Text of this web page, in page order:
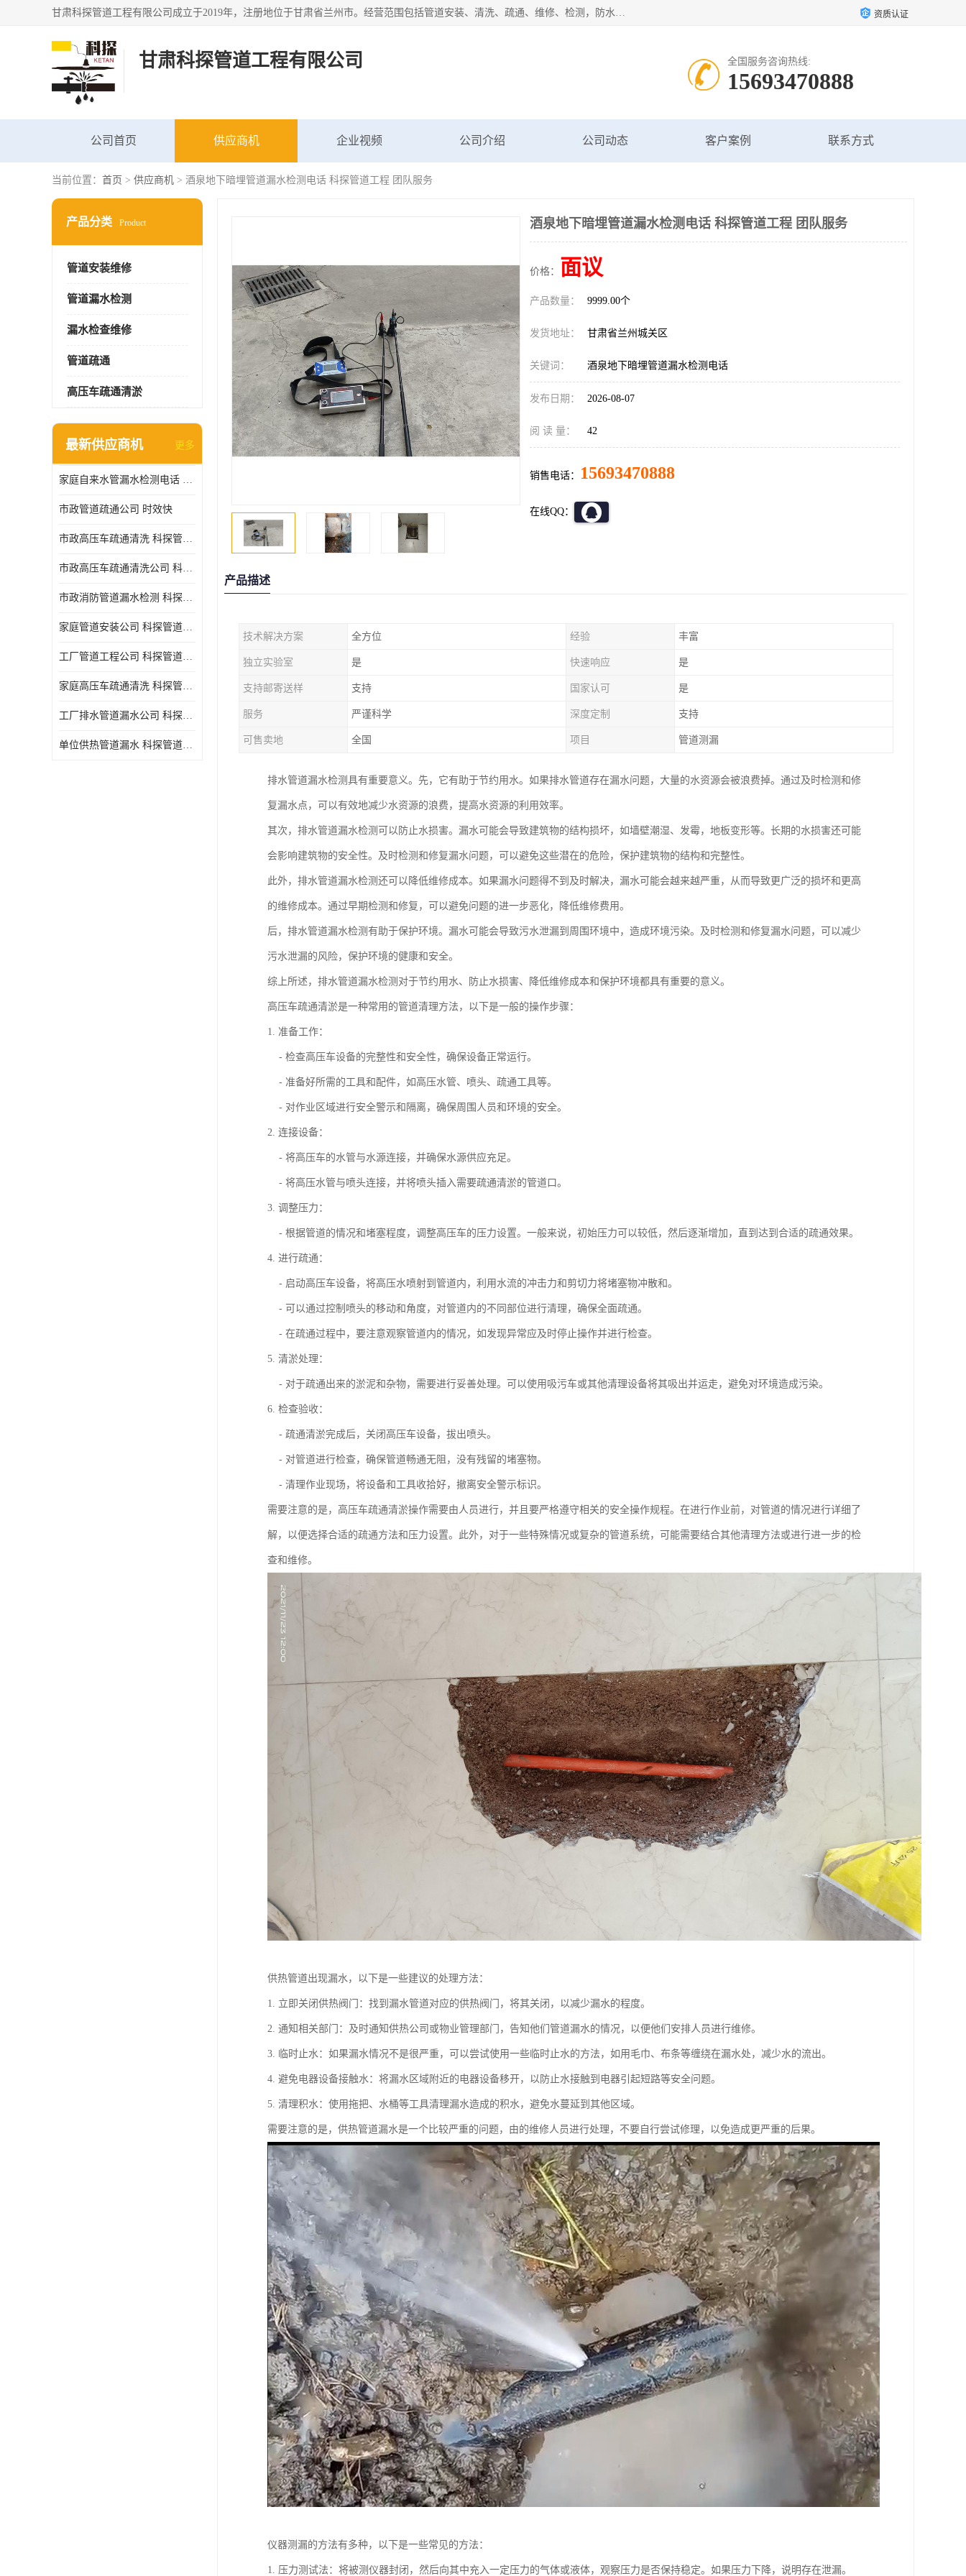
甘肃科探管道工程有限公司成立于2019年，注册地位于甘肃省兰州市。经营范围包括管道安装、清洗、疏通、维修、检测，防水工程，工程钻孔，化粪池清理，暖气安装，给排水管道安装维修，室内外管道如消防、供水、供热管道漏水检测定位，室内外防水堵漏等。 资质认证
甘肃科探管道工程有限公司 全国服务咨询热线:
15693470888
公司首页 供应商机 企业视频 公司介绍 公司动态 客户案例 联系方式
当前位置： 首页 > 供应商机 > 酒泉地下暗埋管道漏水检测电话 科探管道工程 团队服务
产品分类 Product
管道安装维修
管道漏水检测
漏水检查维修
管道疏通
高压车疏通清淤
最新供应商机 更多
家庭自来水管漏水检测电话 服务周到
市政管道疏通公司 时效快
市政高压车疏通清洗 科探管道工程 设备齐
市政高压车疏通清洗公司 科探管道工程 经验丰富
市政消防管道漏水检测 科探管道工程 快速上门
家庭管道安装公司 科探管道工程 团队服务
工厂管道工程公司 科探管道工程 时效快
家庭高压车疏通清洗 科探管道工程 服务周到
工厂排水管道漏水公司 科探管道工程 快速上门
单位供热管道漏水 科探管道工程 设备齐
酒泉地下暗埋管道漏水检测电话 科探管道工程 团队服务
价格： 面议
产品数量： 9999.00个
发货地址： 甘肃省兰州城关区
关键词： 酒泉地下暗埋管道漏水检测电话
发布日期： 2026-08-07
阅 读 量： 42
销售电话： 15693470888
在线QQ：
产品描述
技术解决方案 全方位 经验 丰富
独立实验室 是 快速响应 是
支持邮寄送样 支持 国家认可 是
服务 严谨科学 深度定制 支持
可售卖地 全国 项目 管道测漏
排水管道漏水检测具有重要意义。先，它有助于节约用水。如果排水管道存在漏水问题，大量的水资源会被浪费掉。通过及时检测和修
复漏水点，可以有效地减少水资源的浪费，提高水资源的利用效率。
其次，排水管道漏水检测可以防止水损害。漏水可能会导致建筑物的结构损坏，如墙壁潮湿、发霉，地板变形等。长期的水损害还可能
会影响建筑物的安全性。及时检测和修复漏水问题，可以避免这些潜在的危险，保护建筑物的结构和完整性。
此外，排水管道漏水检测还可以降低维修成本。如果漏水问题得不到及时解决，漏水可能会越来越严重，从而导致更广泛的损坏和更高
的维修成本。通过早期检测和修复，可以避免问题的进一步恶化，降低维修费用。
后，排水管道漏水检测有助于保护环境。漏水可能会导致污水泄漏到周围环境中，造成环境污染。及时检测和修复漏水问题，可以减少
污水泄漏的风险，保护环境的健康和安全。
综上所述，排水管道漏水检测对于节约用水、防止水损害、降低维修成本和保护环境都具有重要的意义。
高压车疏通清淤是一种常用的管道清理方法，以下是一般的操作步骤：
1. 准备工作：
- 检查高压车设备的完整性和安全性，确保设备正常运行。
- 准备好所需的工具和配件，如高压水管、喷头、疏通工具等。
- 对作业区域进行安全警示和隔离，确保周围人员和环境的安全。
2. 连接设备：
- 将高压车的水管与水源连接，并确保水源供应充足。
- 将高压水管与喷头连接，并将喷头插入需要疏通清淤的管道口。
3. 调整压力：
- 根据管道的情况和堵塞程度，调整高压车的压力设置。一般来说，初始压力可以较低，然后逐渐增加，直到达到合适的疏通效果。
4. 进行疏通：
- 启动高压车设备，将高压水喷射到管道内，利用水流的冲击力和剪切力将堵塞物冲散和。
- 可以通过控制喷头的移动和角度，对管道内的不同部位进行清理，确保全面疏通。
- 在疏通过程中，要注意观察管道内的情况，如发现异常应及时停止操作并进行检查。
5. 清淤处理：
- 对于疏通出来的淤泥和杂物，需要进行妥善处理。可以使用吸污车或其他清理设备将其吸出并运走，避免对环境造成污染。
6. 检查验收：
- 疏通清淤完成后，关闭高压车设备，拔出喷头。
- 对管道进行检查，确保管道畅通无阻，没有残留的堵塞物。
- 清理作业现场，将设备和工具收拾好，撤离安全警示标识。
需要注意的是，高压车疏通清淤操作需要由人员进行，并且要严格遵守相关的安全操作规程。在进行作业前，对管道的情况进行详细了
解，以便选择合适的疏通方法和压力设置。此外，对于一些特殊情况或复杂的管道系统，可能需要结合其他清理方法或进行进一步的检
查和维修。
供热管道出现漏水，以下是一些建议的处理方法：
1. 立即关闭供热阀门：找到漏水管道对应的供热阀门，将其关闭，以减少漏水的程度。
2. 通知相关部门：及时通知供热公司或物业管理部门，告知他们管道漏水的情况，以便他们安排人员进行维修。
3. 临时止水：如果漏水情况不是很严重，可以尝试使用一些临时止水的方法，如用毛巾、布条等缠绕在漏水处，减少水的流出。
4. 避免电器设备接触水：将漏水区域附近的电器设备移开，以防止水接触到电器引起短路等安全问题。
5. 清理积水：使用拖把、水桶等工具清理漏水造成的积水，避免水蔓延到其他区域。
需要注意的是，供热管道漏水是一个比较严重的问题，由的维修人员进行处理，不要自行尝试修理，以免造成更严重的后果。
仪器测漏的方法有多种，以下是一些常见的方法：
1. 压力测试法：将被测仪器封闭，然后向其中充入一定压力的气体或液体，观察压力是否保持稳定。如果压力下降，说明存在泄漏。